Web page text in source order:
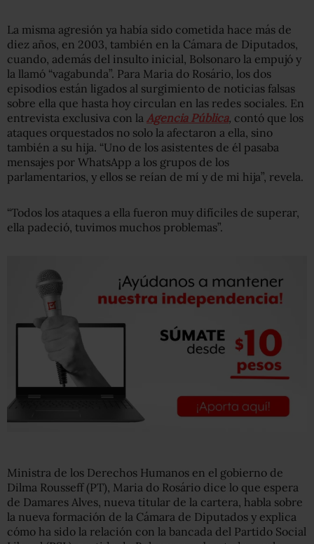
La misma agresión ya había sido cometida hace más de
diez años, en 2003, también en la Cámara de Diputados,
cuando, además del insulto inicial, Bolsonaro la empujó y
la llamó “vagabunda”. Para Maria do Rosário, los dos
episodios están ligados al surgimiento de noticias falsas
sobre ella que hasta hoy circulan en las redes sociales. En
entrevista exclusiva con la Agencia Pública, contó que los
ataques orquestados no solo la afectaron a ella, sino
también a su hija. “Uno de los asistentes de él pasaba
mensajes por WhatsApp a los grupos de los
parlamentarios, y ellos se reían de mí y de mi hija”, revela.
“Todos los ataques a ella fueron muy difíciles de superar,
ella padeció, tuvimos muchos problemas”.
Ministra de los Derechos Humanos en el gobierno de
Dilma Rousseff (PT), Maria do Rosário dice lo que espera
de Damares Alves, nueva titular de la cartera, habla sobre
la nueva formación de la Cámara de Diputados y explica
cómo ha sido la relación con la bancada del Partido Social